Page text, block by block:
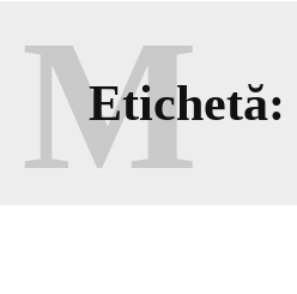
Etichetă:
M